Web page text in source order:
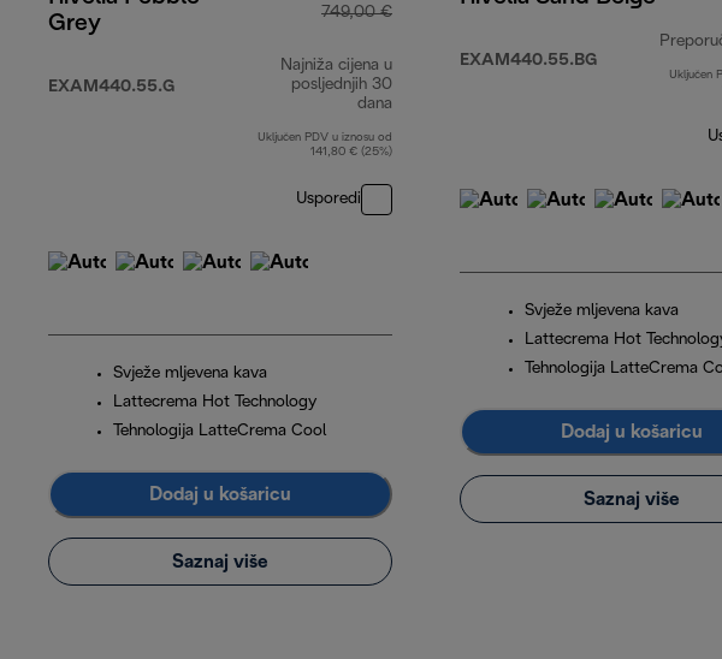
Grey
EXAM440.55.G
749,00 €
Najniža cijena u
posljednjih 30
dana
Uključen PDV u iznosu od
141,80 € (25%)
Usporedi
Svježe mljevena kava
Lattecrema Hot Technology
Tehnologija LatteCrema Cool
Dodaj u košaricu
Saznaj više
EXAM440.55.BG
Uključen
Svježe mljevena kava
Lattecrema Hot
Tehnologija LatteCrema
Dodaj u košaricu
Saznaj više